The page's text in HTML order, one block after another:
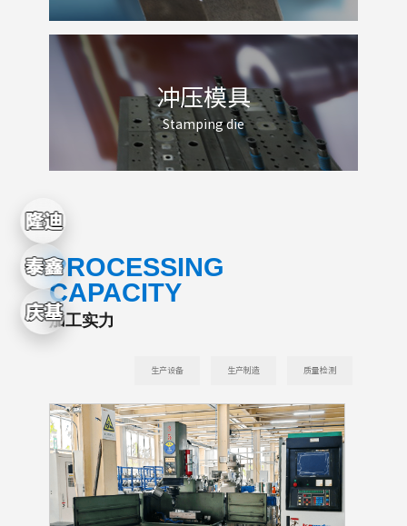
冲压模具
Stamping die
PROCESSING
CAPACITY
加工实力
生产设备 生产制造 质量检测